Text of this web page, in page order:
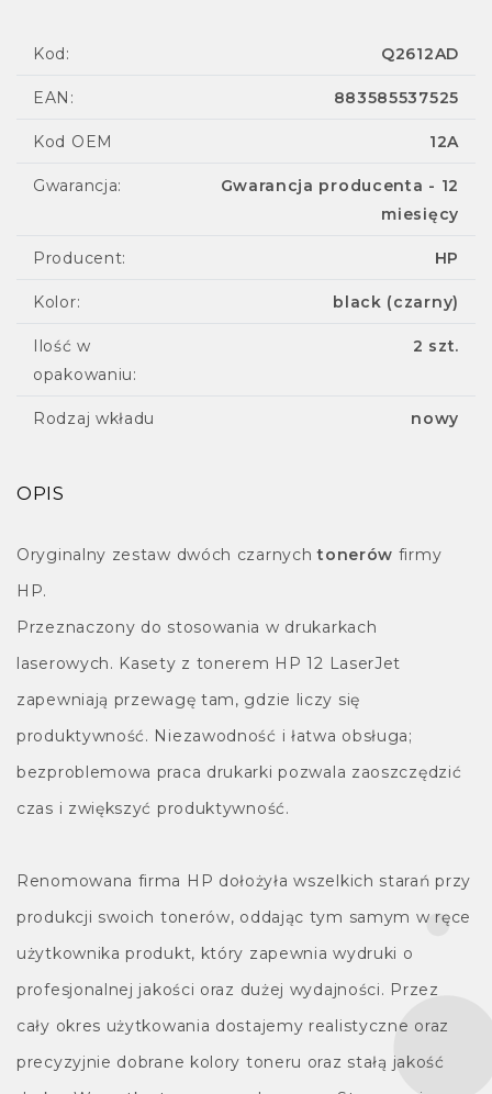
Kod: Q2612AD
EAN: 883585537525
Kod OEM 12A
Gwarancja:
Gwarancja producenta - 12
miesięcy
Producent: HP
Kolor: black (czarny)
Ilość w
opakowaniu:
2 szt.
Rodzaj wkładu nowy
OPIS
Oryginalny zestaw dwóch czarnychtonerów firmy
HP.
Przeznaczony do stosowania w drukarkach
laserowych. Kasety z tonerem HP 12 LaserJet
zapewniają przewagę tam, gdzie liczy się
produktywność. Niezawodność i łatwa obsługa;
bezproblemowa praca drukarki pozwala zaoszczędzić
czas i zwiększyć produktywność.
Renomowana firma HP dołożyła wszelkich starań przy
produkcji swoich tonerów, oddając tym samym w ręce
użytkownika produkt, który zapewnia wydruki o
profesjonalnej jakości oraz dużej wydajności. Przez
cały okres użytkowania dostajemy realistyczne oraz
precyzyjnie dobrane kolory toneru oraz stałą jakość